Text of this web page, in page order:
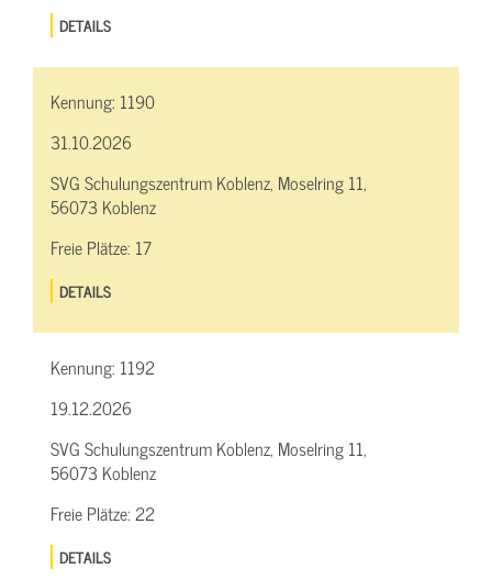
DETAILS
Kennung: 1190
31.10.2026
SVG Schulungszentrum Koblenz, Moselring 11,
56073 Koblenz
Freie Plätze: 17
DETAILS
Kennung: 1192
19.12.2026
SVG Schulungszentrum Koblenz, Moselring 11,
56073 Koblenz
Freie Plätze:22
DETAILS